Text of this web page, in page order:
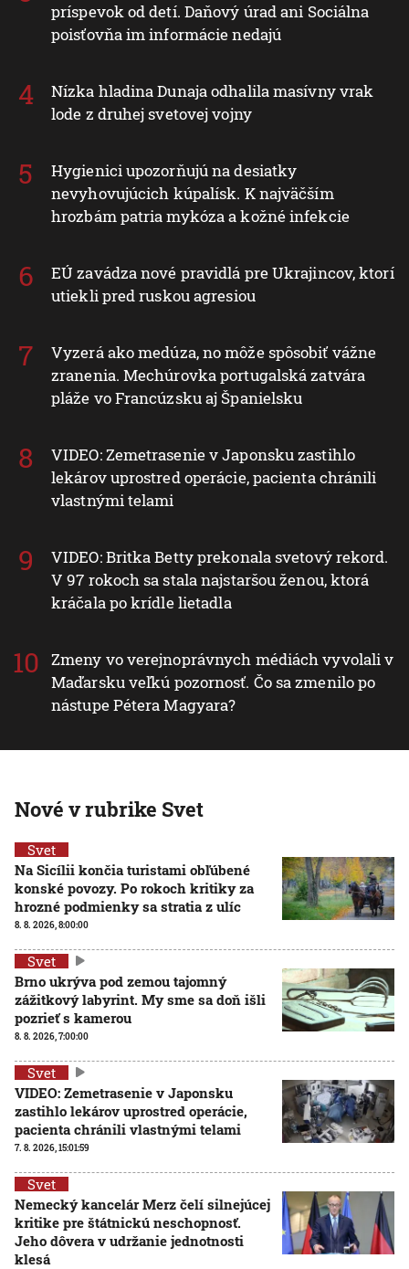
príspevok od detí. Daňový úrad ani Sociálna
poisťovňa im informácie nedajú
Nízka hladina Dunaja odhalila masívny vrak
lode z druhej svetovej vojny
Hygienici upozorňujú na desiatky
nevyhovujúcich kúpalísk. K najväčším
hrozbám patria mykóza a kožné infekcie
EÚ zavádza nové pravidlá pre Ukrajincov, ktorí
utiekli pred ruskou agresiou
Vyzerá ako medúza, no môže spôsobiť vážne
zranenia. Mechúrovka portugalská zatvára
pláže vo Francúzsku aj Španielsku
VIDEO: Zemetrasenie v Japonsku zastihlo
lekárov uprostred operácie, pacienta chránili
vlastnými telami
VIDEO: Britka Betty prekonala svetový rekord.
V 97 rokoch sa stala najstaršou ženou, ktorá
kráčala po krídle lietadla
Zmeny vo verejnoprávnych médiách vyvolali v
Maďarsku veľkú pozornosť. Čo sa zmenilo po
nástupe Pétera Magyara?
Nové v rubrike Svet
Svet
Na Sicílii končia turistami obľúbené
konské povozy. Po rokoch kritiky za
hrozné podmienky sa stratia z ulíc
8. 8. 2026, 8:00:00
Svet
Brno ukrýva pod zemou tajomný
zážitkový labyrint. My sme sa doň išli
pozrieť s kamerou
8. 8. 2026, 7:00:00
Svet
VIDEO: Zemetrasenie v Japonsku
zastihlo lekárov uprostred operácie,
pacienta chránili vlastnými telami
7. 8. 2026, 15:01:59
Svet
Nemecký kancelár Merz čelí silnejúcej
kritike pre štátnickú neschopnosť.
Jeho dôvera v udržanie jednotnosti
klesá